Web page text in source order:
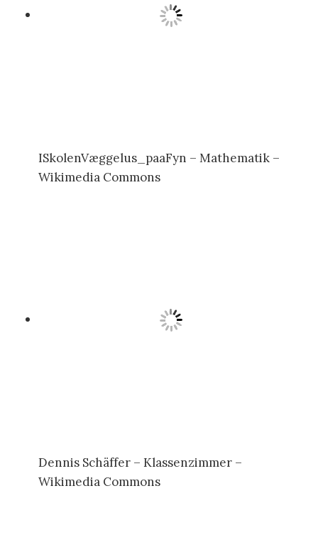
ISkolenVæggelus_paaFyn – Mathematik –
Wikimedia Commons
Dennis Schäffer – Klassenzimmer –
Wikimedia Commons